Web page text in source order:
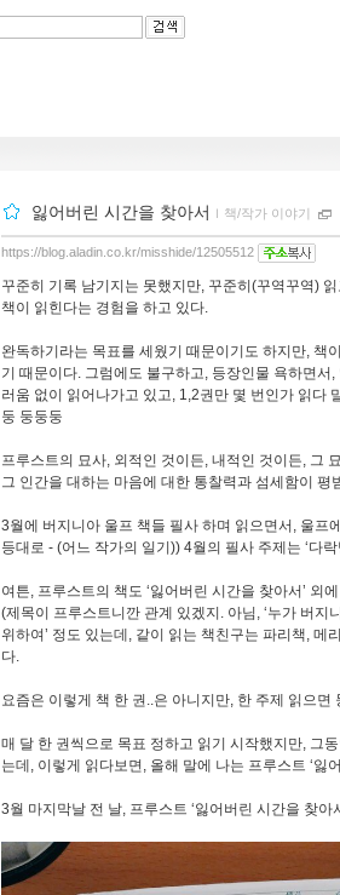
잃어버린 시간을 찾아서 ｌ 책/작가 이야기
https://blog.aladin.co.kr/misshide/12505512
꾸준히 기록 남기지는 못했지만, 꾸준히(꾸역꾸역)
책이 읽힌다는 경험을 하고 있다.
완독하기라는 목표를 세웠기 때문이기도 하지만, 책
기 때문이다. 그럼에도 불구하고, 등장인물 욕하면
러움 없이 읽어나가고 있고, 1,2권만 몇 번인가 읽다
둥 둥둥둥
프루스트의 묘사, 외적인 것이든, 내적인 것이든, 그
그 인간을 대하는 마음에 대한 통찰력과 섬세함이
3월에 버지니아 울프 책들 필사 하며 읽으면서, 울프
등대로 - (어느 작가의 일기)) 4월의 필사 주제는 ‘다
여튼, 프루스트의 책도 ‘잃어버린 시간을 찾아서’ 외
(제목이 프루스트니깐 관계 있겠지. 아님, ‘누가 버지
위하여’ 정도 있는데, 같이 읽는 책친구는 파리책,
다.
요즘은 이렇게 책 한 권..은 아니지만, 한 주제 읽으면
매 달 한 권씩으로 목표 정하고 읽기 시작했지만, 그
는데, 이렇게 읽다보면, 올해 말에 나는 프루스트 ‘잃
3월 마지막날 전 날, 프루스트 ‘잃어버린 시간을 찾아